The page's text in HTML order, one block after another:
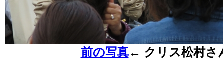
前の写真← クリス松村さ